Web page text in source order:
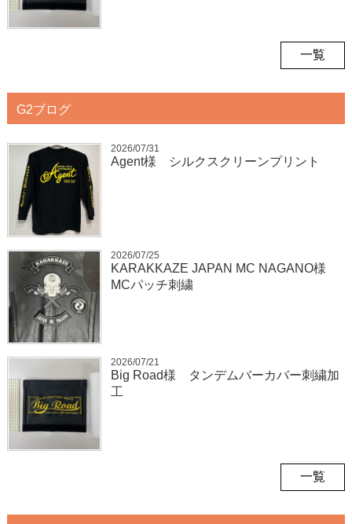
一覧
G2ブログ
2026/07/31
Agent様 シルクスクリーンプリント
2026/07/25
KARAKKAZE JAPAN MC NAGANO様
MCパッチ刺繍
2026/07/21
Big Road様 タンデムバーカバー刺繍加
工
一覧